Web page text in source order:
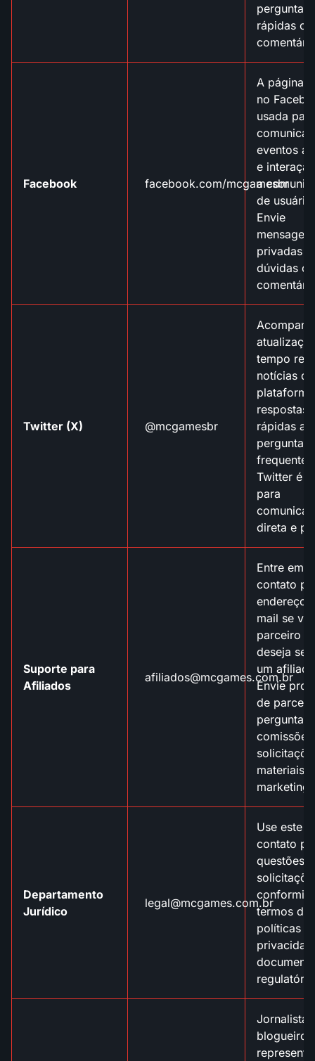
perguntas
rápidas ou
Facebook facebook.com/mcgamesbr
A página
no
usada para
eventos
e
a
de
Envie
privadas
dúvidas ou
Twitter (X) @mcgamesbr
tempo
notícias da
respostas
rápidas a
perguntas
Twitter é
para
direta e
Suporte para
Afiliados
afiliados@mcgames.com.br
Entre em
contato
endereço
mail se
parceiro
deseja se
um
Envie
de
perguntas
materiais
marketing.
Departamento
Jurídico
legal@mcgames.com.br
Use este
contato
questões
termos de
políticas